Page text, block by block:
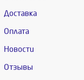
Доставка
Оплата
Новости
Отзывы